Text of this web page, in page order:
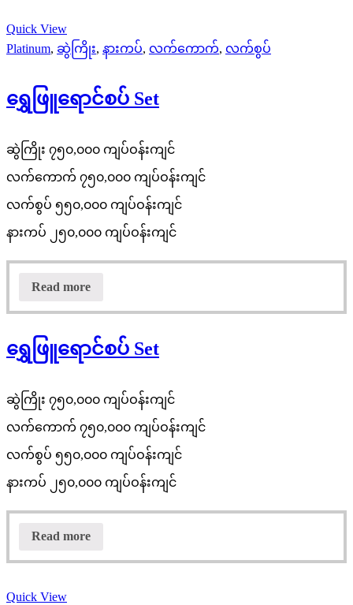
Quick View
Platinum, ဆွဲကြိုး, နားကပ်, လက်ကောက်, လက်စွပ်
ရွှေဖြူရောင်စပ် Set
ဆွဲကြိုး ၇၅၀,၀၀၀ ကျပ်ဝန်းကျင်
လက်ကောက် ၇၅၀,၀၀၀ ကျပ်ဝန်းကျင်
လက်စွပ် ၅၅၀,၀၀၀ ကျပ်ဝန်းကျင်
နားကပ် ၂၅၀,၀၀၀ ကျပ်ဝန်းကျင်
Read more
ရွှေဖြူရောင်စပ် Set
ဆွဲကြိုး ၇၅၀,၀၀၀ ကျပ်ဝန်းကျင်
လက်ကောက် ၇၅၀,၀၀၀ ကျပ်ဝန်းကျင်
လက်စွပ် ၅၅၀,၀၀၀ ကျပ်ဝန်းကျင်
နားကပ် ၂၅၀,၀၀၀ ကျပ်ဝန်းကျင်
Read more
Quick View